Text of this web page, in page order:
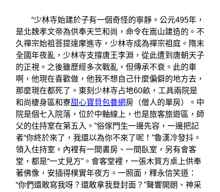
“少林寺始建於子有一個奇怪的寧靜。公元495年，
是北魏孝文帝為供奉天竺和尚，命令在嵩山建造的。不
久禪宗始祖菩提達摩進寺，少林寺成為禪宗祖庭。隋末
全國年夜亂，少林寺支撐唐王李淵，從此遭到唐朝天子
的正視。之後雖歷經多次戰亂，但傳承不衰。此的車
啊，他現在喜歡做，他我不想自己什麼偏僻的地方去，
那麼現在都死了。東刻少林寺占地60畝，工具兩院是
和尚棲身區和寮甜心寶貝包養網房（僧人的單房）。中
院是個七入院落，位於中軸線上，也是旅客旅遊區，師
父的住持室在第五入。”俗傢門生一邊先容，一邊把記
者“你終於來了，我還以為你不來了呢！”魯漢冷發抖。
領入住持室。內裡有一間書房、一間臥室，另有會客
堂，都是“一丈見方”。會客堂裡，一張木質方桌上供奉
著佛像，安插得樸實年夜方。一照面，釋永信笑道：
“你們還敢寫我呀？還敢拿我登封面？”聲響開朗、神采